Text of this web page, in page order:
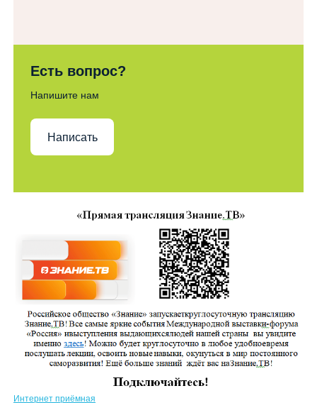
Есть вопрос?
Напишите нам
Написать
Интернет приёмная